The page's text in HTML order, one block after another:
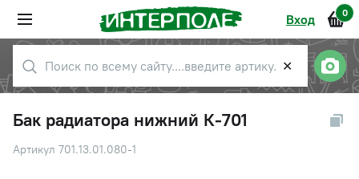
Вход 0
✕
Бак радиатора нижний К-701
Артикул 701.13.01.080-1